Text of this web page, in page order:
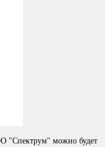
"Спектрум" можно будет